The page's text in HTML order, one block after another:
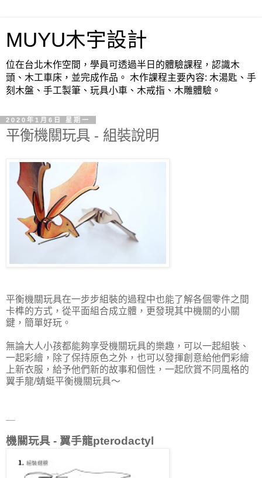
MUYU木宇設計
位在台北木作空間，學員可透過半日的體驗課程，認識木
頭、木工車床，並完成作品。 木作課程主要內容: 木湯匙、手
刻木盤、手工製筆、玩具小車、木戒指、木雕體驗。
2020年1月6日 星期一
平衡機關玩具 - 組裝說明
平衡機關玩具在一步步組裝的過程中也能了解各個零件之間
卡榫的方式，從平面組合成立體，更發現其中機關的小關
鍵，簡單好玩。
無論大人小孩都能夠享受機關玩具的樂趣，可以一起組裝、
一起彩繪，除了保持原色之外，也可以發揮創意給他們彩繪
上新衣服，給予他們新的故事和個性，一起欣賞不同風格的
翼手龍/蜻蜓平衡機關玩具～
機關玩具 - 翼手龍pterodactyl